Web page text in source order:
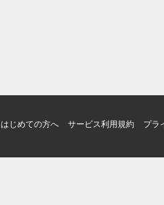
はじめての方へ サービス利用規約 プラ